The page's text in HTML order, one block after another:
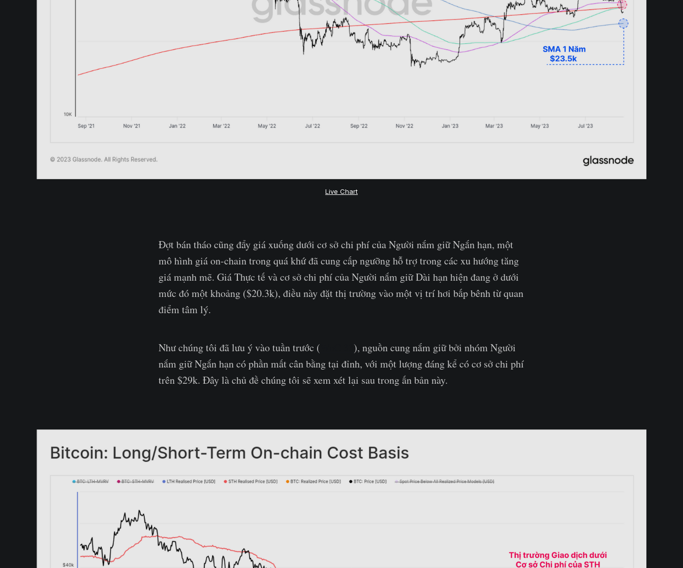
Live Chart
Đợt bán tháo cũng đẩy giá xuống dưới cơ sở chi phí của Người nắm giữ Ngắn hạn, một
mô hình giá on-chain trong quá khứ đã cung cấp ngưỡng hỗ trợ trong các xu hướng tăng
giá mạnh mẽ. Giá Thực tế và cơ sở chi phí của Người nắm giữ Dài hạn hiện đang ở dưới
mức đó một khoảng ($20.3k), điều này đặt thị trường vào một vị trí hơi bấp bênh từ quan
điểm tâm lý.
Như chúng tôi đã lưu ý vào tuần trước (
), nguồn cung nắm giữ bởi nhóm Người
nắm giữ Ngắn hạn có phần mất cân bằng tại đỉnh, với một lượng đáng kể có cơ sở chi phí
trên $29k. Đây là chủ đề chúng tôi sẽ xem xét lại sau trong ấn bản này.